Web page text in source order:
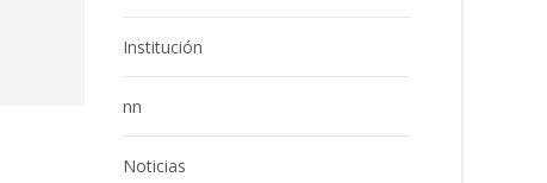
Institución
nn
Noticias